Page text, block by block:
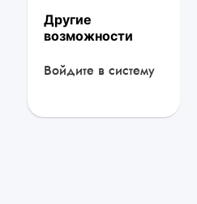
Другие
возможности
Войдите в систему